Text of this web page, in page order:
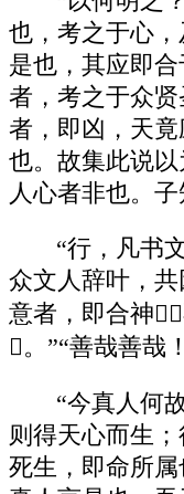
也，考之于心
是也，其应即
者，考之于众
者，即凶，天
也。故集此说
人心者非也。
“行，凡书
众文人辞叶，
意者，即合神
。”“善哉善哉
“今真人何
则得天心而生
死生，即命所属